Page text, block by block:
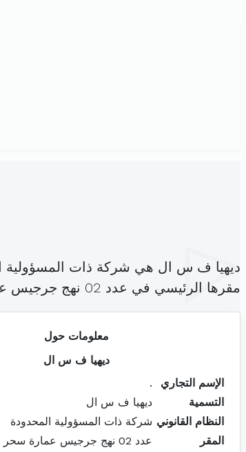
ديهيا ف س ال هي شركة ذات المسؤولية
مقرها الرئيسي في عدد 02 نهج جرجيس عمارة سحر بو مهل البساتين (
معلومات حول
ديهيا ف س ال
الإسم التجاري
.
التسمية
ديهيا ف س ال
النظام القانوني شركة ذات المسؤولية المحدودة
المقر
عدد 02 نهج جرجيس عمارة سحر بو مهل البساتين